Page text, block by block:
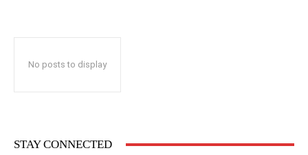
No posts to display
STAY CONNECTED